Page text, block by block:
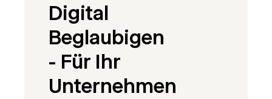
Digital
Beglaubigen
- Für Ihr
Unternehmen